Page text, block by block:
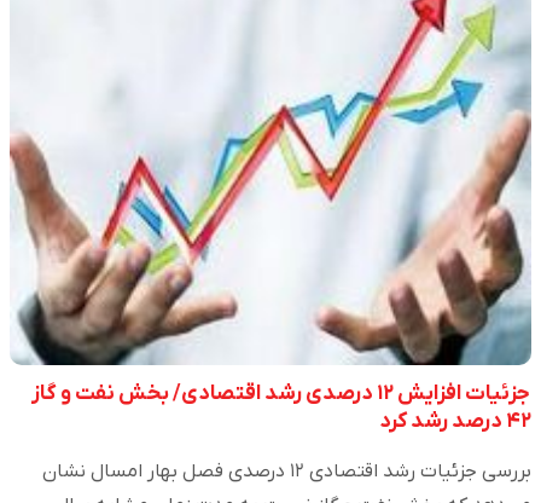
جزئیات افزایش ۱۲ درصدی رشد اقتصادی/ بخش نفت و گاز
۴۲ درصد رشد کرد
بررسی جزئیات رشد اقتصادی ۱۲ درصدی فصل بهار امسال نشان